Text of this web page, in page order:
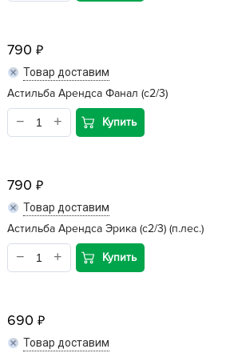
790
Товар доставим
Астильба Арендса Фанал (с2/3)
Купить
790
Товар доставим
Астильба Арендса Эрика (c2/3) (п.лес.)
Купить
690
Товар доставим